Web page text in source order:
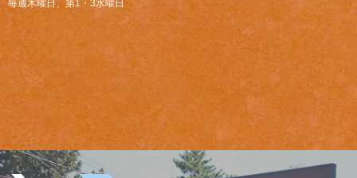
毎週木曜日、第1・3水曜日